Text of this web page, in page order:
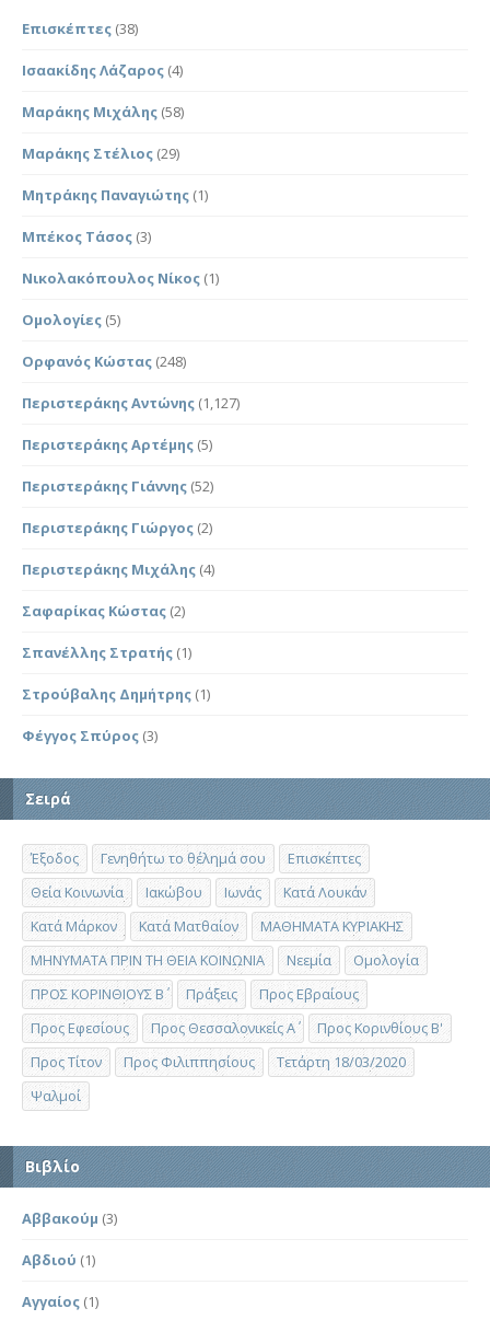
Επισκέπτες (38)
Ισαακίδης Λάζαρος (4)
Μαράκης Μιχάλης (58)
Μαράκης Στέλιος (29)
Μητράκης Παναγιώτης (1)
Μπέκος Τάσος (3)
Νικολακόπουλος Νίκος (1)
Ομολογίες (5)
Ορφανός Κώστας (248)
Περιστεράκης Αντώνης (1,127)
Περιστεράκης Αρτέμης (5)
Περιστεράκης Γιάννης (52)
Περιστεράκης Γιώργος (2)
Περιστεράκης Μιχάλης (4)
Σαφαρίκας Κώστας (2)
Σπανέλλης Στρατής (1)
Στρούβαλης Δημήτρης (1)
Φέγγος Σπύρος (3)
Σειρά
Έξοδος Γενηθήτω το θέλημά σου
Επισκέπτες
Θεία Κοινωνία
Ιακώβου Ιωνάς
Κατά Λουκάν
Κατά Μάρκον
Κατά Ματθαίον
ΜΑΘΗΜΑΤΑ ΚΥΡΙΑΚΗΣ
ΜΗΝΥΜΑΤΑ ΠΡΙΝ ΤΗ ΘΕΙΑ ΚΟΙΝΩΝΙΑ
Νεεμία
Ομολογία
ΠΡΟΣ ΚΟΡΙΝΘΙΟΥΣ Β΄
Πράξεις
Προς Εβραίους
Προς Εφεσίους
Προς Θεσσαλονικείς Α΄
Προς Κορινθίους Β'
Προς Τίτον
Προς Φιλιππησίους
Τετάρτη 18/03/2020
Ψαλμοί
Βιβλίο
Αββακούμ (3)
Αβδιού (1)
Αγγαίος (1)